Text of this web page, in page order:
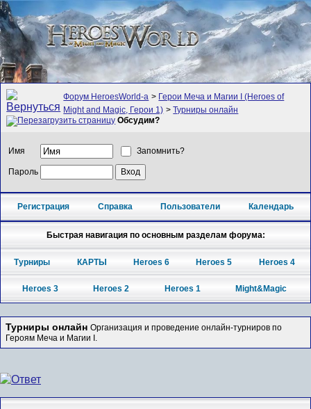
Форум HeroesWorld-а > Герои Меча и Магии I (Heroes of
Might and Magic, Герои 1) >Турниры онлайн
Обсудим?
Имя Запомнить?
Пароль
Регистрация Справка Пользователи Календарь
Быстрая навигация по основным разделам форума:
Турниры КАРТЫ Heroes 6 Heroes 5 Heroes 4
Heroes 3 Heroes 2 Heroes 1 Might&Magic
Турниры онлайн Организация и проведение онлайн-турниров по
Героям Меча и Магии I.